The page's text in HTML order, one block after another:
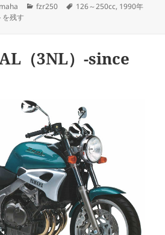
カ
fzr250
タ
126～250cc, 1990年
3LN最終）-since 1993- に
を残す
（3NL）-since